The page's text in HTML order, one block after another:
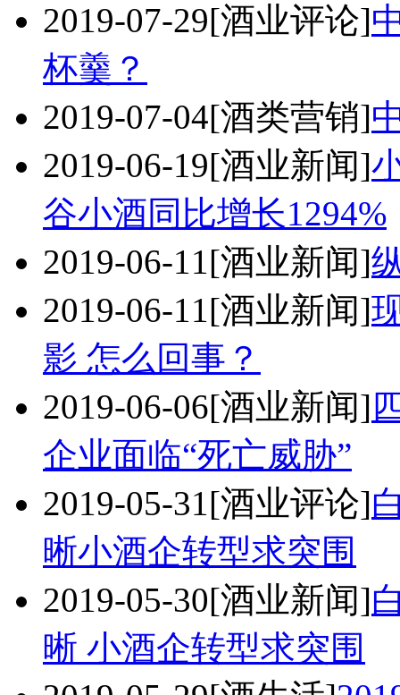
2019-07-29[酒业评论]
杯羹？
2019-07-04[酒类营销]
2019-06-19[酒业新闻]
谷小酒同比增长1294%
2019-06-11[酒业新闻]
2019-06-11[酒业新闻]
影 怎么回事？
2019-06-06[酒业新闻]
企业面临“死亡威胁”
2019-05-31[酒业评论]
晰小酒企转型求突围
2019-05-30[酒业新闻]
晰 小酒企转型求突围